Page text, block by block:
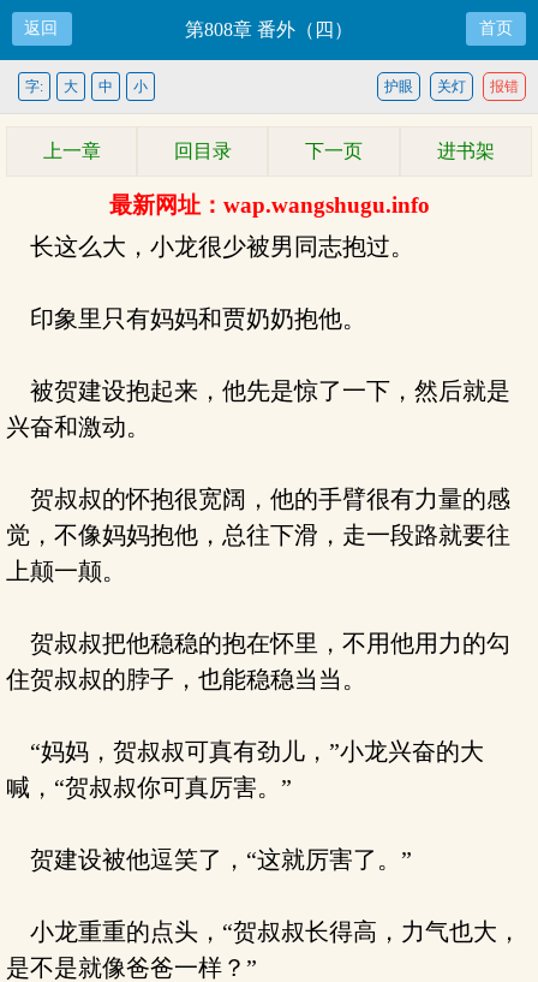
返回 第808章 番外（四） 首页
报错
关灯
护眼
字: 大 中 小
上一章 回目录 下一页 进书架
最新网址：wap.wangshugu.info
长这么大，小龙很少被男同志抱过。
印象里只有妈妈和贾奶奶抱他。
被贺建设抱起来，他先是惊了一下，然后就是
兴奋和激动。
贺叔叔的怀抱很宽阔，他的手臂很有力量的感
觉，不像妈妈抱他，总往下滑，走一段路就要往
上颠一颠。
贺叔叔把他稳稳的抱在怀里，不用他用力的勾
住贺叔叔的脖子，也能稳稳当当。
“妈妈，贺叔叔可真有劲儿，”小龙兴奋的大
喊，“贺叔叔你可真厉害。”
贺建设被他逗笑了，“这就厉害了。”
小龙重重的点头，“贺叔叔长得高，力气也大，
是不是就像爸爸一样？”